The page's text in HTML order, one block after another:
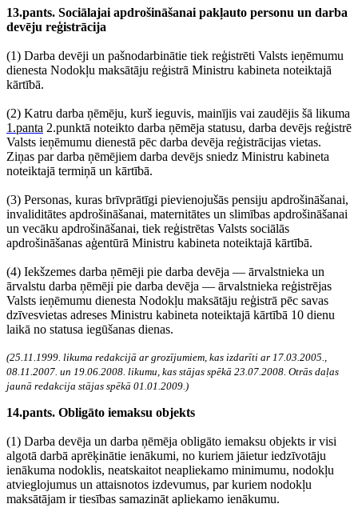
13.pants. Sociālajai apdrošināšanai pakļauto personu un darba
devēju reģistrācija
(1) Darba devēji un pašnodarbinātie tiek reģistrēti Valsts ieņēmumu
dienesta Nodokļu maksātāju reģistrā Ministru kabineta noteiktajā
kārtībā.
(2) Katru darba ņēmēju, kurš ieguvis, mainījis vai zaudējis šā likuma
1.panta 2.punktā noteikto darba ņēmēja statusu, darba devējs reģistrē
Valsts ieņēmumu dienestā pēc darba devēja reģistrācijas vietas.
Ziņas par darba ņēmējiem darba devējs sniedz Ministru kabineta
noteiktajā termiņā un kārtībā.
(3) Personas, kuras brīvprātīgi pievienojušās pensiju apdrošināšanai,
invaliditātes apdrošināšanai, maternitātes un slimības apdrošināšanai
un vecāku apdrošināšanai, tiek reģistrētas Valsts sociālās
apdrošināšanas aģentūrā Ministru kabineta noteiktajā kārtībā.
(4) Iekšzemes darba ņēmēji pie darba devēja — ārvalstnieka un
ārvalstu darba ņēmēji pie darba devēja — ārvalstnieka reģistrējas
Valsts ieņēmumu dienesta Nodokļu maksātāju reģistrā pēc savas
dzīvesvietas adreses Ministru kabineta noteiktajā kārtībā 10 dienu
laikā no statusa iegūšanas dienas.
(25.11.1999. likuma redakcijā ar grozījumiem, kas izdarīti ar 17.03.2005.,
08.11.2007. un 19.06.2008. likumu, kas stājas spēkā 23.07.2008. Otrās daļas
jaunā redakcija stājas spēkā 01.01.2009.)
14.pants. Obligāto iemaksu objekts
(1) Darba devēja un darba ņēmēja obligāto iemaksu objekts ir visi
algotā darbā aprēķinātie ienākumi, no kuriem jāietur iedzīvotāju
ienākuma nodoklis, neatskaitot neapliekamo minimumu, nodokļu
atvieglojumus un attaisnotos izdevumus, par kuriem nodokļu
maksātājam ir tiesības samazināt apliekamo ienākumu.